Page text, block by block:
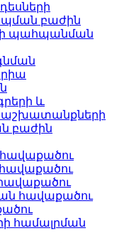
բաժին
պահպանման
և
աշխատանքների
բաժին
հավաքածու
համալրման